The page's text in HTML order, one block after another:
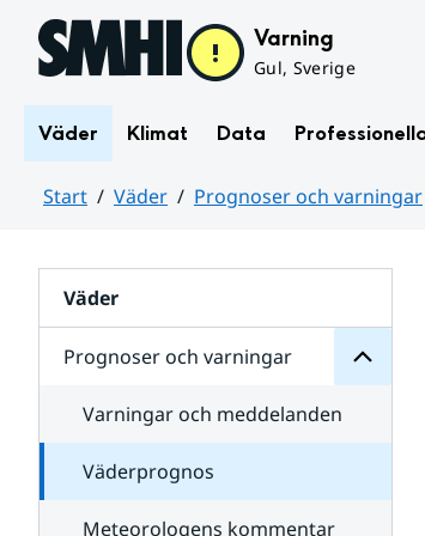
Hoppa till sidans innehåll Varning
Gul, Sverige
Väder Klimat Data
Start Väder Prognoser och varningar
Väder
Prognoser och varningar
för
varningar
Varningar och meddelanden
Väderprognos
Meteorologens kommentar